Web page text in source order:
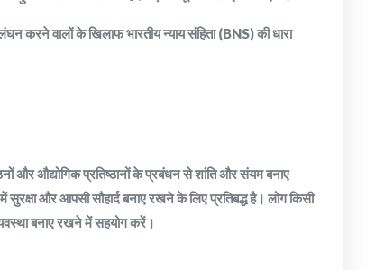
करने वालों के खिलाफ भारतीय न्याय संहिता (BNS) की धारा
और औद्योगिक प्रतिष्ठानों के प्रबंधन से शांति और संयम बनाए
और आपसी सौहार्द बनाए रखने के लिए प्रतिबद्ध है। लोग किसी
बनाए रखने में सहयोग करें।